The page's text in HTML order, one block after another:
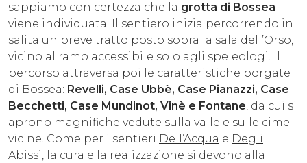
sappiamo con certezza che la grotta di Bossea
viene individuata. Il sentiero inizia percorrendo in
salita un breve tratto posto sopra la sala dell’Orso,
vicino al ramo accessibile solo agli speleologi. Il
percorso attraversa poi le caratteristiche borgate
di Bossea: Revelli, Case Ubbè, Case Pianazzi, Case
Becchetti, Case Mundinot, Vinè e Fontane, da cui si
aprono magnifiche vedute sulla valle e sulle cime
vicine. Come per i sentieri Dell’Acqua e Degli
Abissi, la cura e la realizzazione si devono alla